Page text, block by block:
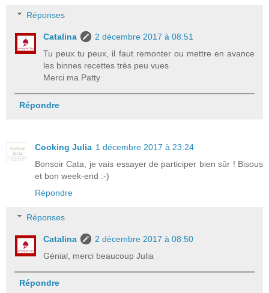
Réponses
Catalina
2 décembre 2017 à 08:51
Tu peux tu peux, il faut remonter ou mettre en avance
les binnes recettes très peu vues
Merci ma Patty
Répondre
Cooking Julia 1 décembre 2017 à 23:24
Bonsoir Cata, je vais essayer de participer bien sûr ! Bisous
et bon week-end :-)
Répondre
Réponses
Catalina
2 décembre 2017 à 08:50
Génial, merci beaucoup Julia
Répondre